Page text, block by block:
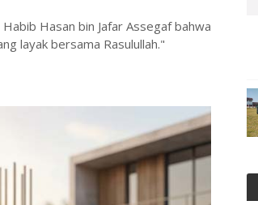
Hasan bin Jafar Assegaf bahwa
layak bersama Rasulullah."